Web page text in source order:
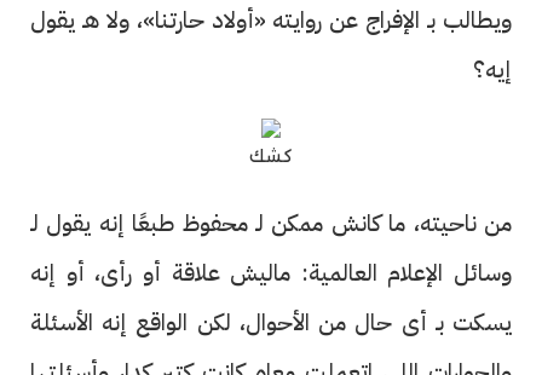
ويطالب بـ الإفراج عن روايته «أولاد حارتنا»، ولا هـ يقول
إيه؟
كشك
من ناحيته، ما كانش ممكن لـ محفوظ طبعًا إنه يقول لـ
وسائل الإعلام العالمية: ماليش علاقة أو رأى، أو إنه
يسكت بـ أى حال من الأحوال، لكن الواقع إنه الأسئلة